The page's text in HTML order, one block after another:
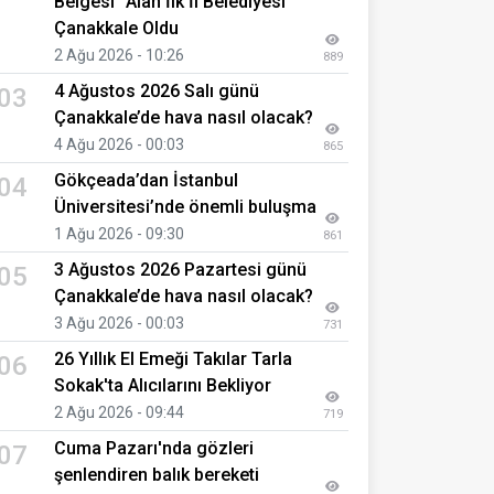
Çanakkale Oldu
2 Ağu 2026 - 10:26 889
4 Ağustos 2026 Salı günü
Çanakkale’de hava nasıl olacak?
4 Ağu 2026 - 00:03 865
Gökçeada’dan İstanbul
Üniversitesi’nde önemli buluşma
1 Ağu 2026 - 09:30 861
3 Ağustos 2026 Pazartesi günü
Çanakkale’de hava nasıl olacak?
3 Ağu 2026 - 00:03 731
26 Yıllık El Emeği Takılar Tarla
Sokak'ta Alıcılarını Bekliyor
2 Ağu 2026 - 09:44 719
Cuma Pazarı'nda gözleri
şenlendiren balık bereketi